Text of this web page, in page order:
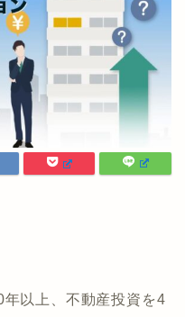
以上、不動産投資を4